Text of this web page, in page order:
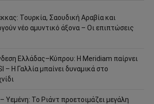
Τουρκία, Σαουδική Αραβία και
νέο αμυντικό άξονα – Οι επιπτώσεις
Ελλάδας–Κύπρου: Η Meridiam παίρνει
– Η Γαλλία μπαίνει δυναμικά στο
Υεμένη: Το Ριάντ προετοιμάζει μεγάλη